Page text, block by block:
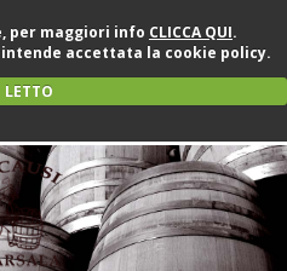
per maggiori info CLICCA QUI.
accettata la cookie policy.
LETTO